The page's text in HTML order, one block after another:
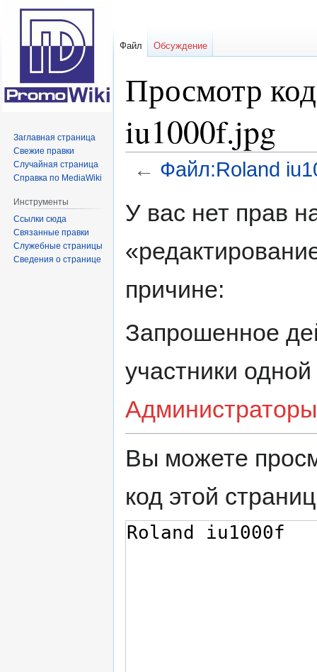
Просмотр
iu1000f.jpg
← Файл:Roland
ккУ вас нет прав
причине:
Запрошенное
участники
Администраторы
Вы можете
код этой
Файл Обсуждение
Заглавная страница
Свежие правки
Случайная страница
Справка по MediaWiki
Инструменты
Ссылки сюда
Связанные правки
Служебные страницы
Сведения о странице